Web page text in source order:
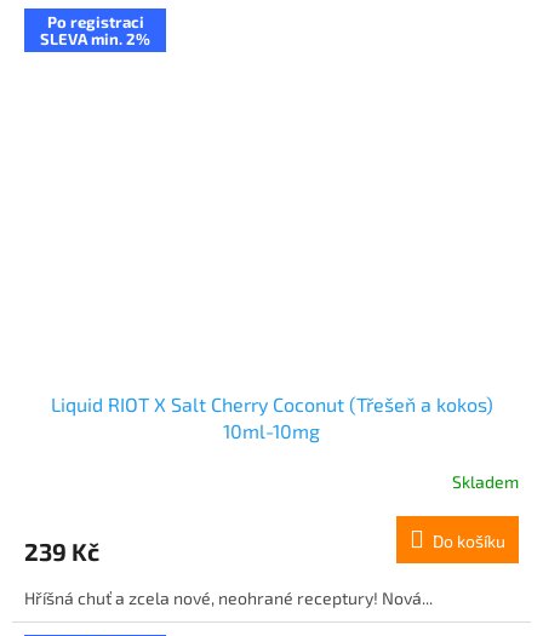
Po registraci
SLEVA min. 2%
Liquid RIOT X Salt Cherry Coconut (Třešeň a kokos)
10ml-10mg
Skladem
239 Kč Do košíku
Hříšná chuť a zcela nové, neohrané receptury! Nová...